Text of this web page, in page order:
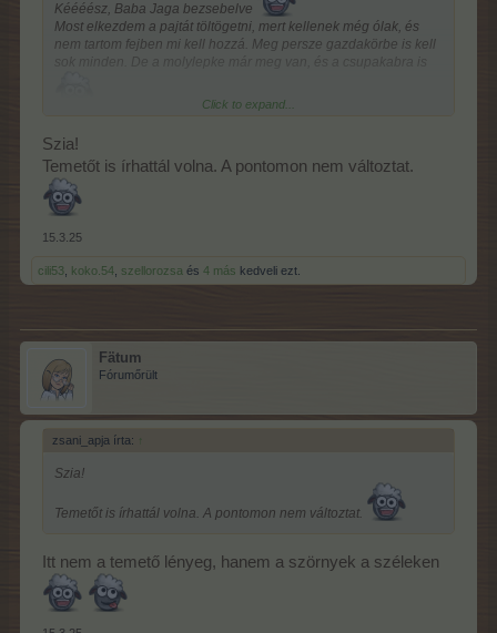
Kéééész, Baba Jaga bezsebelve
Most elkezdem a pajtát töltögetni, mert kellenek még ólak, és
nem tartom fejben mi kell hozzá. Meg persze gazdakörbe is kell
sok minden. De a molylepke már meg van, és a csupakabra is
Szörnyszállás
Szavaztam
Click to expand...
Szia!
Temetőt is írhattál volna. A pontomon nem változtat.
15.3.25
cili53 koko.54 szellorozsa és 4 más kedveli ezt.
Fätum
Fórumőrült
zsani_apja írta: ↑
Szia!
Temetőt is írhattál volna. A pontomon nem változtat.
Itt nem a temető lényeg, hanem a szörnyek a széleken